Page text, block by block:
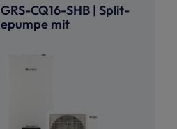
CQ16-SHB | Split-
mit